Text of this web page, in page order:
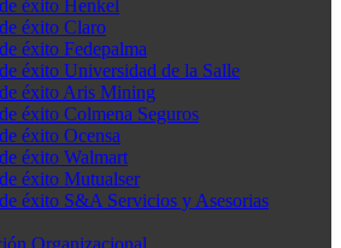
éxito Henkel
éxito Claro
éxito Fedepalma
éxito Universidad de la Salle
éxito Aris Mining
éxito Colmena Seguros
éxito Ocensa
éxito Walmart
éxito Mutualser
éxito S&A Servicios y Asesorias